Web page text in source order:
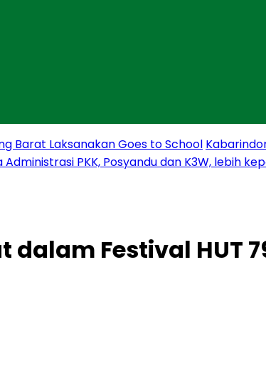
Barat Laksanakan Goes to School
Administrasi PKK, Posyandu dan K3W, lebih
Festival HUT